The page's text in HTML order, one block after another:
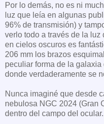
Por lo demás, no es ni
luz que leía en algunas
96% de transmisión) y
verlo todo a través de la
en cielos oscuros es
206 mm los brazos
peculiar forma de la
donde verdaderamente se
Nunca imaginé que desde
nebulosa NGC 2024 (Gran
dentro del campo del ocular.